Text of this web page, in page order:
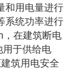
和用电量进行
系统功率进行
在建筑断电
用于供给电
筑用电安全